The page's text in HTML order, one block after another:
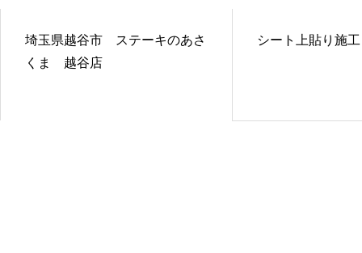
埼玉県越谷市 ステーキのあさ
くま 越谷店
シート上貼り施